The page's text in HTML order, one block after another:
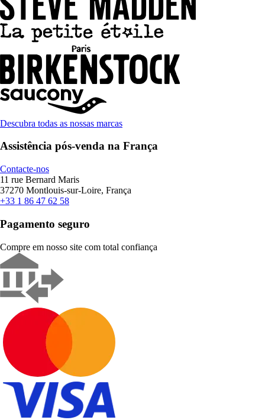
Descubra todas as nossas marcas
Assistência pós-venda na França
Contacte-nos
11 rue Bernard Maris
37270 Montlouis-sur-Loire, França
+33 1 86 47 62 58
Pagamento seguro
Compre em nosso site com total confiança